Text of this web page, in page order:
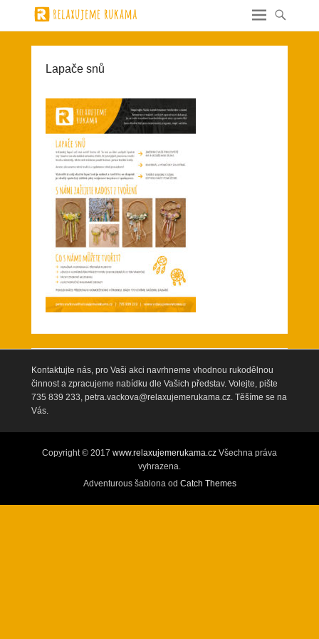
Lapače snů
Kontaktujte nás, pro Vaši akci navrhneme vhodnou rukodělnou
činnost a zpracujeme nabídku dle Vašich představ. Volejte, pište
735 839 233, petra.vackova@relaxujemerukama.cz. Těšíme se na
Vás.
Copyright © 2017 www.relaxujemerukama.cz Všechna práva
vyhrazena.
Adventurous šablona od Catch Themes